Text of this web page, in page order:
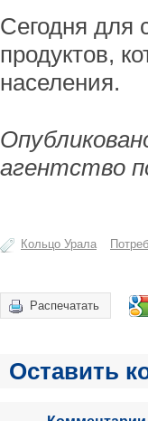
Сегодня для
продуктов,
населения.
агентство
Кольцо Урала
Распечатать
Оставить